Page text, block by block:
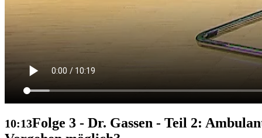
10:13Folge 3 - Dr. Gassen - Teil 2: